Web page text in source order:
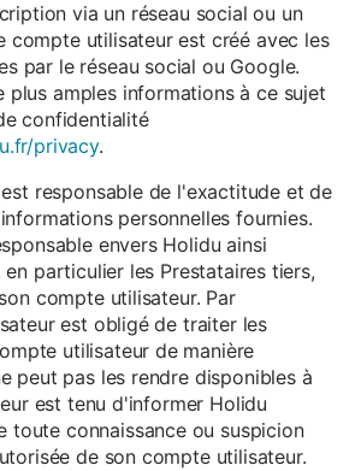
via un réseau social ou un
compte utilisateur est créé avec les
par le réseau social ou Google.
plus amples informations à ce sujet
confidentialité
privacy.
responsable de l'exactitude et de
personnelles fournies.
envers Holidu ainsi
particulier les Prestataires tiers,
compte utilisateur. Par
est obligé de traiter les
utilisateur de manière
peut pas les rendre disponibles à
est tenu d'informer Holidu
toute connaissance ou suspicion
de son compte utilisateur.